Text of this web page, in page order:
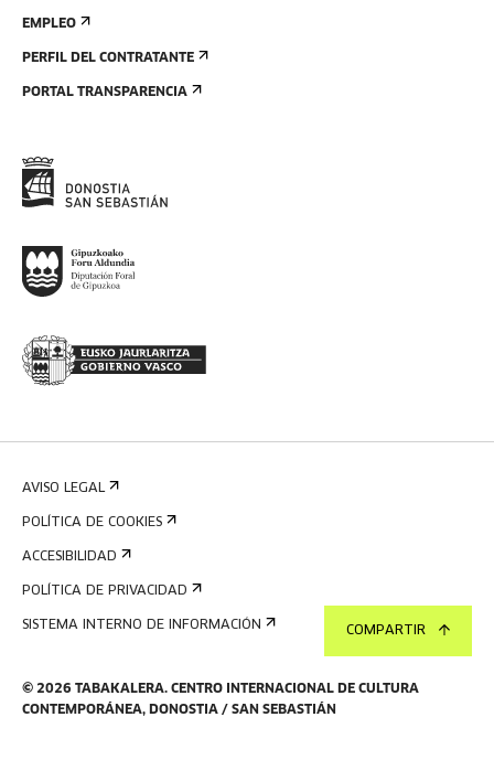
COMPARTIR
EMPLEO
PERFIL DEL CONTRATANTE
PORTAL TRANSPARENCIA
© 2026 TABAKALERA. CENTRO INTERNACIONAL DE CULTURA
CONTEMPORÁNEA, DONOSTIA / SAN SEBASTIÁN
AVISO LEGAL
POLÍTICA DE COOKIES
ACCESIBILIDAD
POLÍTICA DE PRIVACIDAD
SISTEMA INTERNO DE INFORMACIÓN